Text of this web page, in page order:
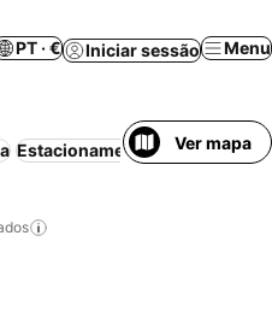
PT · € Iniciar sessão Menu
Estacionamento Meia-pensão
Ver mapa